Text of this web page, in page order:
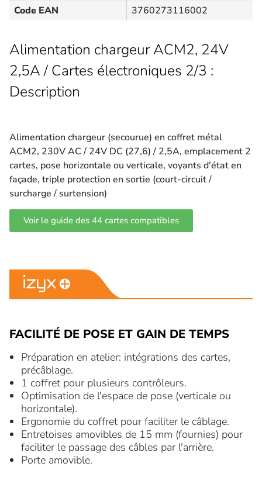
Code EAN 3760273116002
Alimentation chargeur ACM2, 24V
2,5A / Cartes électroniques 2/3 :
Description
Alimentation chargeur (secourue) en coffret métal
ACM2, 230V AC / 24V DC (27,6) / 2,5A, emplacement 2
cartes, pose horizontale ou verticale, voyants d'état en
façade, triple protection en sortie (court-circuit /
surcharge / surtension)
Voir le guide des 44 cartes compatibles
FACILITÉ DE POSE ET GAIN DE TEMPS
Préparation en atelier: intégrations des cartes,
précâblage.
1 coffret pour plusieurs contrôleurs.
Optimisation de l'espace de pose (verticale ou
horizontale).
Ergonomie du coffret pour faciliter le câblage.
Entretoises amovibles de 15 mm (fournies) pour
faciliter le passage des câbles par l'arrière.
Porte amovible.